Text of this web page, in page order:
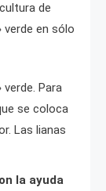
de
verde en sólo
Para
se coloca
Las lianas
la ayuda